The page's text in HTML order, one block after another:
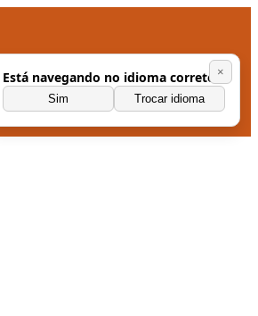
Está navegando no idioma correto?
Sim Trocar idioma
×